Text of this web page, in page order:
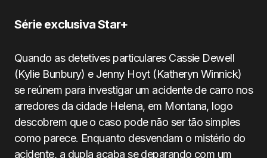
Série exclusiva Star+
Quando as detetives particulares Cassie Dewell
(Kylie Bunbury) e Jenny Hoyt (Katheryn Winnick)
se reúnem para investigar um acidente de carro nos
arredores da cidade Helena, em Montana, logo
descobrem que o caso pode não ser tão simples
como parece. Enquanto desvendam o mistério do
acidente, a dupla acaba se deparando com um